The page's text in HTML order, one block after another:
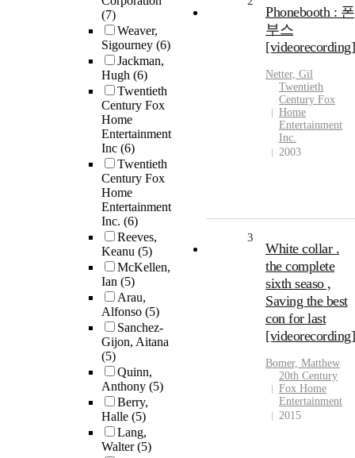
(7)
Weaver,
Sigourney (6)
Jackman,
Hugh (6)
Twentieth
Century Fox
Home
Entertainment
Inc (6)
Twentieth
Century Fox
Home
Entertainment
Inc. (6)
Reeves,
Keanu (5)
McKellen,
Ian (5)
Arau,
Alfonso (5)
Sanchez-
Gijon, Aitana
(5)
Quinn,
Anthony (5)
Berry,
Halle (5)
Lang,
Walter(5)
Phonebooth : 폰
부스
[videorecording]
Netter, Gil
Twentieth
Century Fox
Home
Entertainment
Inc.
2003
3
White collar .
the complete
sixth seaso ,
Saving the best
con for last
[videorecording]
Bomer, Matthew
20th Century
Fox Home
Entertainment
2015